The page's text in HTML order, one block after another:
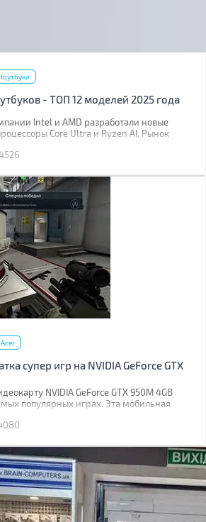
- ТОП 12 моделей 2025 года
Intel и AMD разработали новые
Core Ultra и Ryzen AI. Рынок
RTX 5000 Mobile со сверхбыстрой
новые модели, оснастив их
по передовым технологиям.
Acer
супер игр на NVIDIA GeForce GTX
NVIDIA GeForce GTX 950M 4GB
популярных играх. Эта мобильная
что же она может за свои деньги,